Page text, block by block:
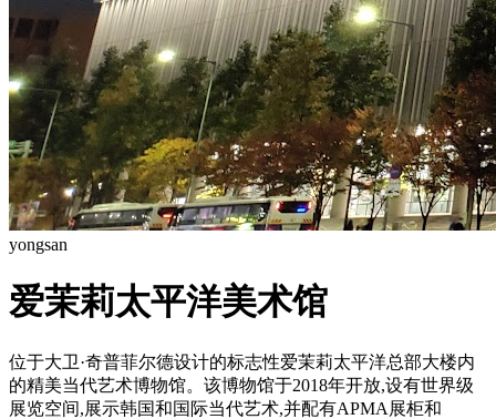
yongsan
爱茉莉太平洋美术馆
位于大卫·奇普菲尔德设计的标志性爱茉莉太平洋总部大楼内
的精美当代艺术博物馆。该博物馆于2018年开放,设有世界级
展览空间,展示韩国和国际当代艺术,并配有APMA展柜和